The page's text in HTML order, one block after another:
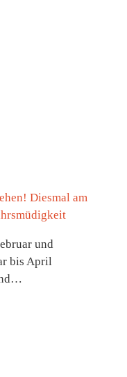
Diesmal am
und
bis April